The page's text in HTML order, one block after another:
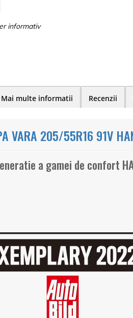
Mai multe informatii Recenzii
VARA 205/55R16 91V
a gamei de confort